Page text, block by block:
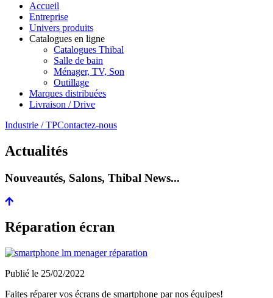
Accueil
Entreprise
Univers produits
Catalogues en ligne
Catalogues Thibal
Salle de bain
Ménager, TV, Son
Outillage
Marques distribuées
Livraison / Drive
Industrie / TPContactez-nous
Actualités
Nouveautés, Salons, Thibal News...
Réparation écran
Publié le 25/02/2022
Faites réparer vos écrans de smartphone par nos équipes!